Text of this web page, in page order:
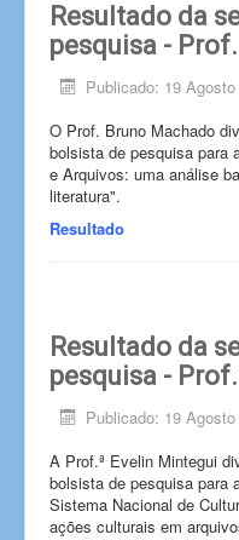
Resultado da
pesquisa -
Publicado: 19
O Prof. Bruno Machado
bolsista de pesquisa para
e Arquivos: uma análise
literatura".
Resultado
Resultado da
pesquisa -
Publicado: 19
A Prof.ª Evelin Mintegui
bolsista de pesquisa para
Sistema Nacional de
ações culturais em